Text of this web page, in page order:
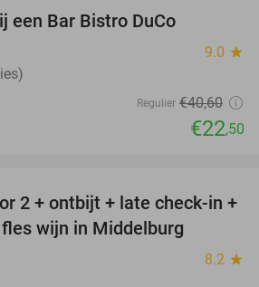
een Bar Bistro DuCo
9.0 star
Regulier €40,60
€22,50
52%
2 + ontbijt + late check-in +
wijn in Middelburg
8.2 star